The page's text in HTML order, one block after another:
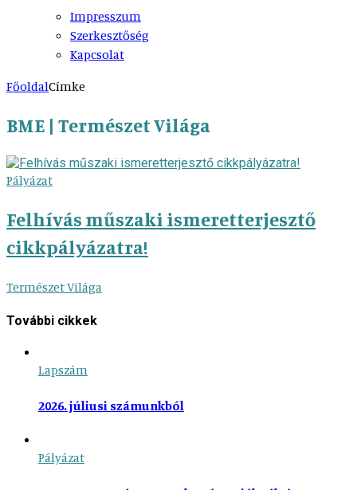
Impresszum
Szerkesztőség
Kapcsolat
FőoldalCímke
BME | Természet Világa
Pályázat
Felhívás műszaki ismeretterjesztő
cikkpályázatra!
Természet Világa
További cikkek
Lapszám
2026. júliusi számunkból
Pályázat